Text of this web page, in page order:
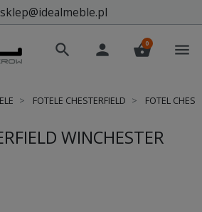
sklep@idealmeble.pl
search person shopping_basket
0 menu
FOTELE CHESTERFIELD FOTEL
WINCHESTER